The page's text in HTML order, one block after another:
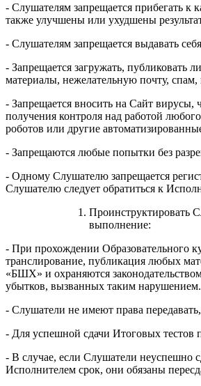
- Слушателям запрещается прибегать
также улучшены или ухудшены
- Слушателям запрещается выдавать
- Запрещается загружать, публиковать
материалы, нежелательную почту,
- Запрещается вносить на Сайт
получения контроля над работой
роботов или другие
- Запрещаются любые попытки без
- Одному Слушателю запрещается
Слушателю следует обратиться к
Проинструктировать
выполнение:
- При прохождении Образовательного
транслирование, публикация любых
«БШХ» и охраняются
убытков, вызванных таким нарушением.
- Слушатели не имеют права
- Для успешной сдачи Итоговых тестов
- В случае, если Слушатели неуспешно
Исполнителем срок, они обязаны